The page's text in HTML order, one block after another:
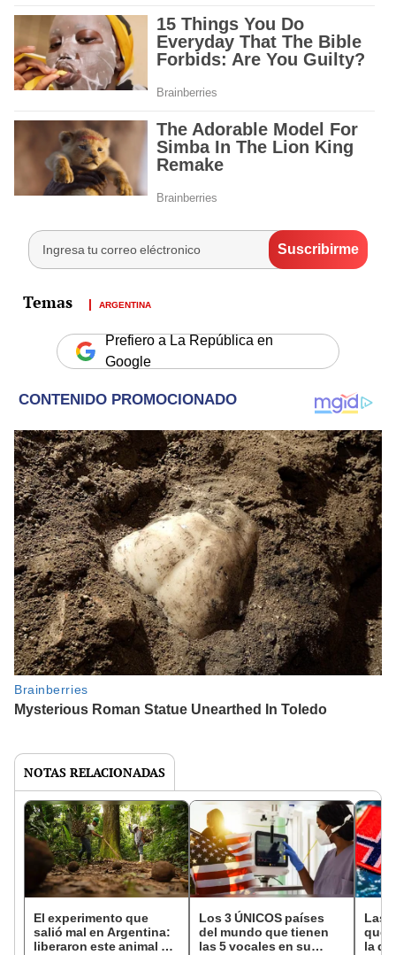
ARGENTINA
Prefiero a La República en
Google
NOTAS RELACIONADAS
El experimento que
salió mal en Argentina:
liberaron este animal y
Los 3 ÚNICOS países
del mundo que tienen
las 5 vocales en su
Las
que
la de